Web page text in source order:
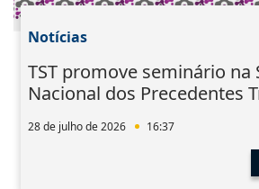
Notícias
TST promove seminário na
Nacional dos Precedentes
28 de julho de 2026 16:37